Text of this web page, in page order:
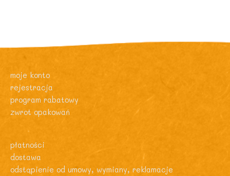
moje konto
rejestracja
program rabatowy
zwrot opakowań
płatności
dostawa
odstąpienie od umowy, wymiany, reklamacje